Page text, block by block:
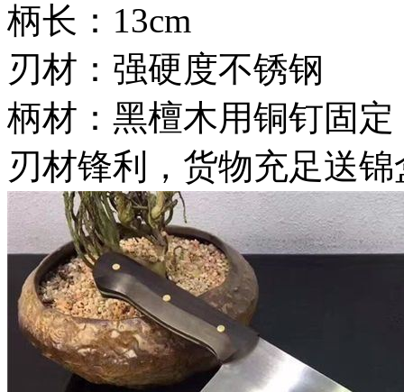
柄长：13cm
刃材：强硬度不锈钢
柄材：黑檀木用铜钉固定
刃材锋利，货物充足送